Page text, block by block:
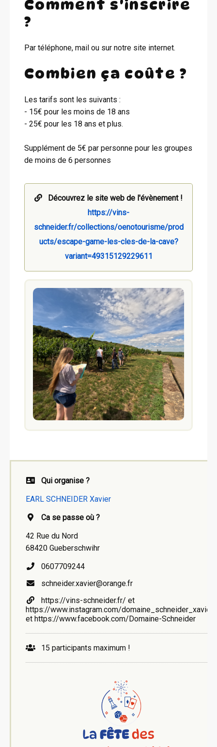
Comment s'inscrire
?
Par téléphone, mail ou sur notre site internet.
Combien ça coûte ?
Les tarifs sont les suivants :
- 15€ pour les moins de 18 ans
- 25€ pour les 18 ans et plus.
Supplément de 5€ par personne pour les groupes
de moins de 6 personnes
Découvrez le site web de l'évènement !
https://vins-
schneider.fr/collections/oenotourisme/prod
ucts/escape-game-les-cles-de-la-cave?
variant=49315129229611
Qui organise ?
EARL SCHNEIDER Xavier
Ca se passe où ?
42 Rue du Nord
68420 Gueberschwihr
0607709244
schneider.xavier@orange.fr
https://vins-schneider.fr/ et
https://www.instagram.com/domaine_schneider_xavier
et https://www.facebook.com/Domaine-Schneider
15 participants maximum !